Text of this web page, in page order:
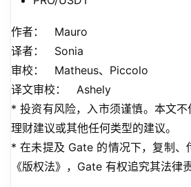
作者：   Mauro
译者：   Sonia
审校：   Matheus、Piccolo
译文审校：   Ashely
* 投资有风险，入市须谨慎。本文
理财建议或其他任何类型的建议。
* 在未提及 Gate 的情况下，复制、
《版权法》，Gate 有权追究其法律责